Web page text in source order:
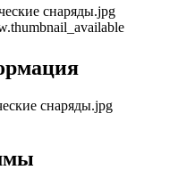
снаряды.jpg
снаряды.jpg